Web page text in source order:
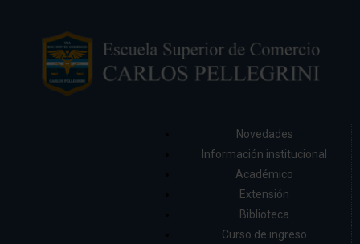
Novedades
Información institucional
Académico
Extensión
Biblioteca
Curso de ingreso